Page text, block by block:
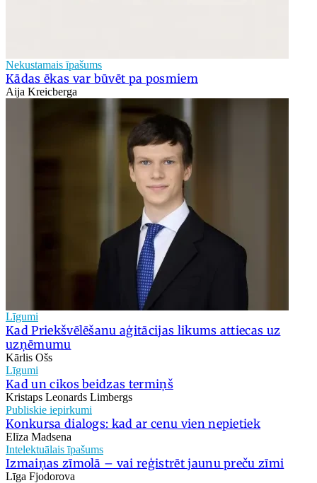
Nekustamais īpašums
Kādas ēkas var būvēt pa posmiem
Aija Kreicberga
Līgumi
Kad Priekšvēlēšanu aģitācijas likums attiecas uz
uzņēmumu
Kārlis Ošs
Līgumi
Kad un cikos beidzas termiņš
Kristaps Leonards Limbergs
Publiskie iepirkumi
Konkursa dialogs: kad ar cenu vien nepietiek
Elīza Madsena
Intelektuālais īpašums
Izmaiņas zīmolā – vai reģistrēt jaunu preču zīmi
Līga Fjodorova